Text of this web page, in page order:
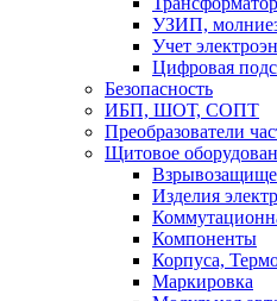
УЗИП,
Учет
Цифровая
Безопасность
ИБП, ШОТ, СОПТ
Преобразователи
Щитовое
Изделия
Компоненты
Корпуса,
Маркировка